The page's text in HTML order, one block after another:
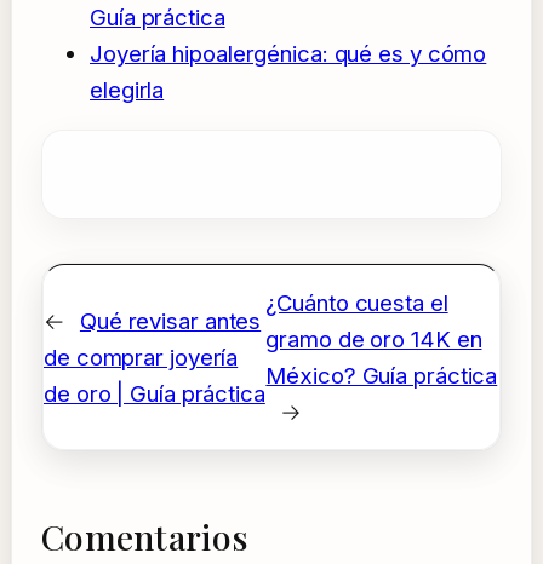
Guía práctica
Joyería hipoalergénica: qué es y cómo
elegirla
←
Qué revisar antes
de comprar joyería
de oro | Guía práctica
¿Cuánto cuesta el
gramo de oro 14K en
México? Guía práctica
→
Comentarios